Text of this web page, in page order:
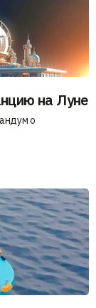
на Луне
о